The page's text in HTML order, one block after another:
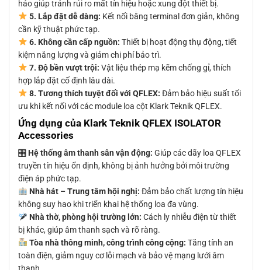
hảo giúp tránh rủi ro mất tín hiệu hoặc xung đột thiết bị.
5. Lắp đặt dễ dàng: Kết nối bằng terminal đơn giản, không
cần kỹ thuật phức tạp.
6. Không cần cấp nguồn: Thiết bị hoạt động thụ động, tiết
kiệm năng lượng và giảm chi phí bảo trì.
7. Độ bền vượt trội: Vật liệu thép mạ kẽm chống gỉ, thích
hợp lắp đặt cố định lâu dài.
8. Tương thích tuyệt đối với QFLEX: Đảm bảo hiệu suất tối
ưu khi kết nối với các module loa cột Klark Teknik QFLEX.
Ứng dụng của Klark Teknik QFLEX ISOLATOR
Accessories
🎛 Hệ thống âm thanh sân vận động: Giúp các dãy loa QFLEX
truyền tín hiệu ổn định, không bị ảnh hưởng bởi môi trường
điện áp phức tạp.
Nhà hát – Trung tâm hội nghị: Đảm bảo chất lượng tín hiệu
không suy hao khi triển khai hệ thống loa đa vùng.
Nhà thờ, phòng hội trường lớn: Cách ly nhiễu điện từ thiết
bị khác, giúp âm thanh sạch và rõ ràng.
Tòa nhà thông minh, công trình công cộng: Tăng tính an
toàn điện, giảm nguy cơ lỗi mạch và bảo vệ mạng lưới âm